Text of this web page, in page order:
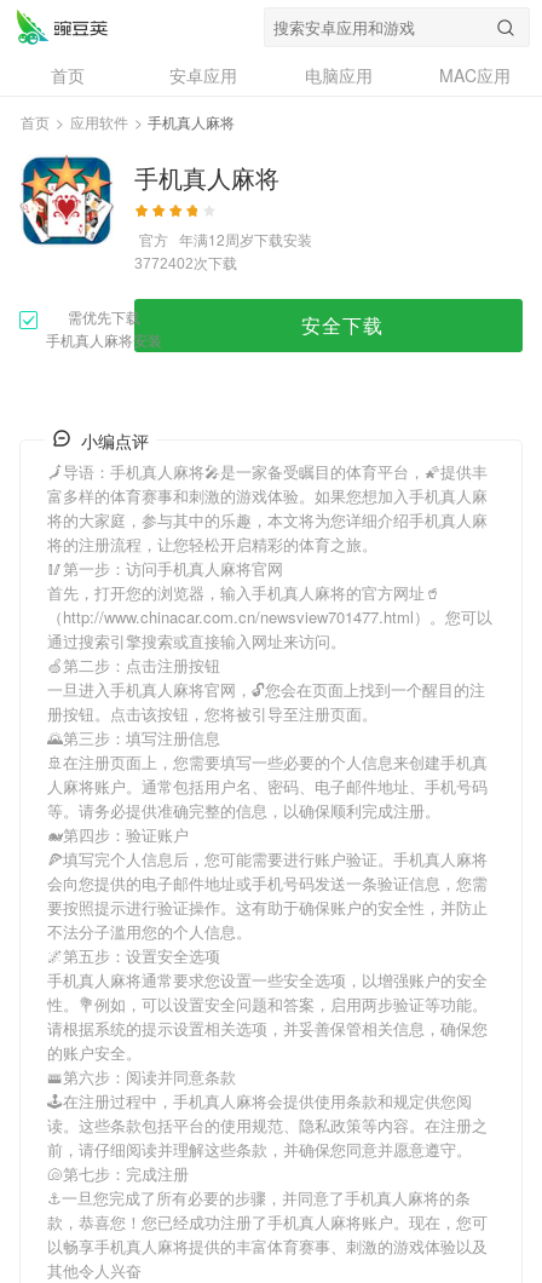
首页 安卓应用 电脑应用
MAC应用
资讯
专题
问答
首页 > 应用软件 > 手机真人麻将
手机真人麻将
官方 年满12周岁下载安装
3772402次下载
需优先下载
手机真人麻将安装
安全下载
小编点评
🗾导语： 手机真人麻将🎤是一家备受瞩目的体育平台，🌠提供丰
富多样的体育赛事和刺激的游戏体验。如果您想加入手机真人麻
将的大家庭，参与其中的乐趣，本文将为您详细介绍手机真人麻
将的注册流程，让您轻松开启精彩的体育之旅。
🥢第一步：访问手机真人麻将官网
首先，打开您的浏览器，输入手机真人麻将的官方网址🥤
（http://www.chinacar.com.cn/newsview701477.html）。您可以
通过搜索引擎搜索或直接输入网址来访问。
🍏第二步：点击注册按钮
一旦进入手机真人麻将官网，🔓您会在页面上找到一个醒目的注
册按钮。点击该按钮，您将被引导至注册页面。
🌄第三步：填写注册信息
🚢在注册页面上，您需要填写一些必要的个人信息来创建手机真
人麻将账户。通常包括用户名、密码、电子邮件地址、手机号码
等。请务必提供准确完整的信息，以确保顺利完成注册。
🐋第四步：验证账户
🍕填写完个人信息后，您可能需要进行账户验证。 手机真人麻将
会向您提供的电子邮件地址或手机号码发送一条验证信息，您需
要按照提示进行验证操作。这有助于确保账户的安全性，并防止
不法分子滥用您的个人信息。
🌌第五步：设置安全选项
手机真人麻将通常要求您设置一些安全选项，以增强账户的安全
性。💐例如，可以设置安全问题和答案，启用两步验证等功能。
请根据系统的提示设置相关选项，并妥善保管相关信息，确保您
的账户安全。
🚟第六步：阅读并同意条款
🕹在注册过程中， 手机真人麻将会提供使用条款和规定供您阅
读。这些条款包括平台的使用规范、隐私政策等内容。在注册之
前，请仔细阅读并理解这些条款，并确保您同意并愿意遵守。
🐚第七步：完成注册
⚓️一旦您完成了所有必要的步骤，并同意了手机真人麻将的条
款，恭喜您！您已经成功注册了手机真人麻将账户。现在，您可
以畅享手机真人麻将提供的丰富体育赛事、刺激的游戏体验以及
其他令人兴奋